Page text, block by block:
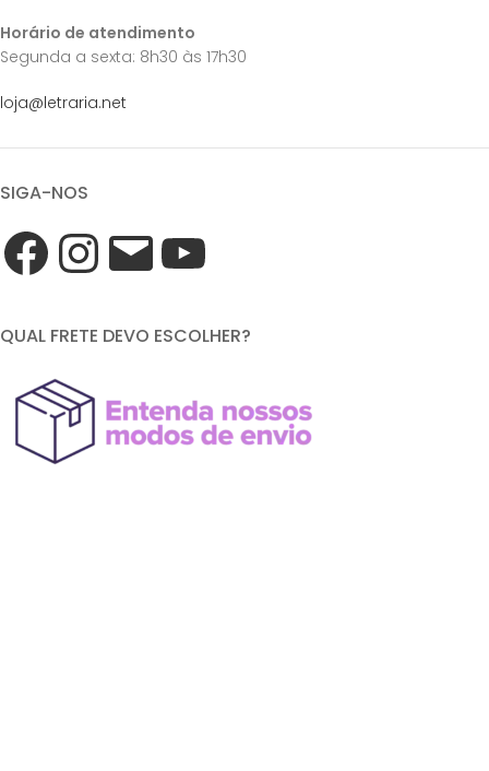
Horário de atendimento
Segunda a sexta: 8h30 às 17h30
loja@letraria.net
SIGA-NOS
QUAL FRETE DEVO ESCOLHER?